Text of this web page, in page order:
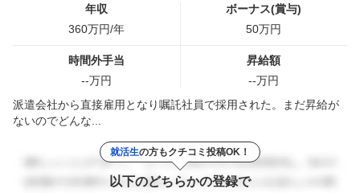
年収
360万円/年
ボーナス(賞与)
50万円
時間外手当
--万円
昇給額
--万円
派遣会社から直接雇用となり嘱託社員で採用された。まだ昇給が
ないのでどんな...
就活生の方もクチコミ投稿OK！
以下のどちらかの登録で